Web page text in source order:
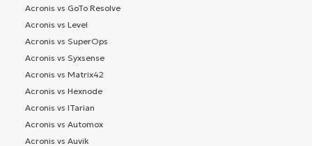
Acronis vs GoTo Resolve
Acronis vs Level
Acronis vs SuperOps
Acronis vs Syxsense
Acronis vs Matrix42
Acronis vs Hexnode
Acronis vs ITarian
Acronis vs Automox
Acronis vs Auvik